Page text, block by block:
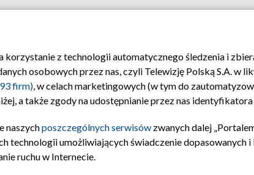
prywatności Moje zgody Pomoc Biuro
z technologii automatycznego śledzenia i
osobowych przez nas, czyli Telewizję Polską S.A. w
firm), w celach marketingowych (w tym do
a także zgody na udostępnianie przez nas
naszychposzczególnych serwisów zwanych dalej
umożliwiających świadczenie dopasowanych i
ruchu w Internecie.